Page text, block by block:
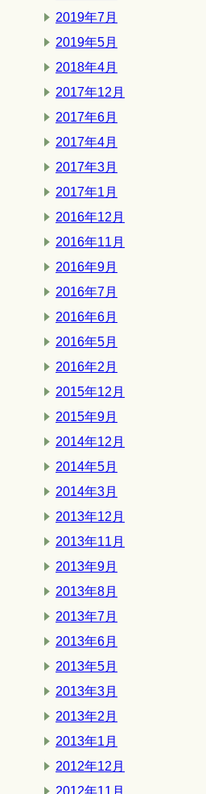
2019年7月
2019年5月
2018年4月
2017年12月
2017年6月
2017年4月
2017年3月
2017年1月
2016年12月
2016年11月
2016年9月
2016年7月
2016年6月
2016年5月
2016年2月
2015年12月
2015年9月
2014年12月
2014年5月
2014年3月
2013年12月
2013年11月
2013年9月
2013年8月
2013年7月
2013年6月
2013年5月
2013年3月
2013年2月
2013年1月
2012年12月
2012年11月